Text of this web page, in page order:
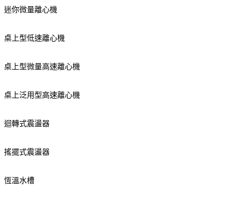
迷你微量離心機
桌上型低速離心機
桌上型微量高速離心機
桌上泛用型高速離心機
迴轉式震盪器
搖擺式震盪器
恆溫水槽